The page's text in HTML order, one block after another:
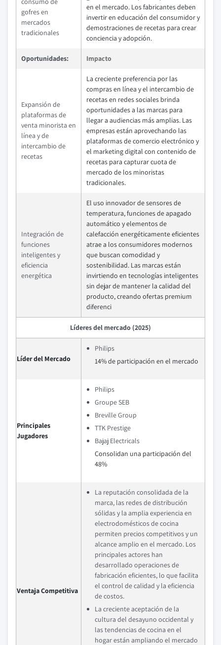
gofres en
mercados
tradicionales
en el mercado. Los fabricantes deben
invertir en educación del consumidor y
demostraciones de recetas para crear
conciencia y adopción.
Oportunidades: Impacto
Expansión de
plataformas de
venta minorista en
línea y de
intercambio de
recetas
La creciente preferencia por las
compras en línea y el intercambio de
recetas en redes sociales brinda
oportunidades a las marcas para
llegar a audiencias más amplias. Las
empresas están aprovechando las
plataformas de comercio electrónico y
el marketing digital con contenido de
recetas para capturar cuota de
mercado de los minoristas
tradicionales.
Integración de
funciones
inteligentes y
eficiencia
energética
El uso innovador de sensores de
temperatura, funciones de apagado
automático y elementos de
calefacción energéticamente eficientes
atrae a los consumidores modernos
que buscan comodidad y
sostenibilidad. Las marcas están
invirtiendo en tecnologías inteligentes
sin dejar de mantener la calidad del
producto, creando ofertas premium
diferenci
Líderes del mercado (2025)
Líder del Mercado
Philips
14% de participación en el mercado
Principales
Jugadores
Philips
Groupe SEB
Breville Group
TTK Prestige
Bajaj Electricals
Consolidan una participación del
48%
Ventaja Competitiva
La reputación consolidada de la
marca, las redes de distribución
sólidas y la amplia experiencia en
electrodomésticos de cocina
permiten precios competitivos y un
alcance amplio en el mercado. Los
principales actores han
desarrollado operaciones de
fabricación eficientes, lo que facilita
el control de calidad y la eficiencia
de costos.
La creciente aceptación de la
cultura del desayuno occidental y
las tendencias de cocina en el
hogar están ampliando el mercado